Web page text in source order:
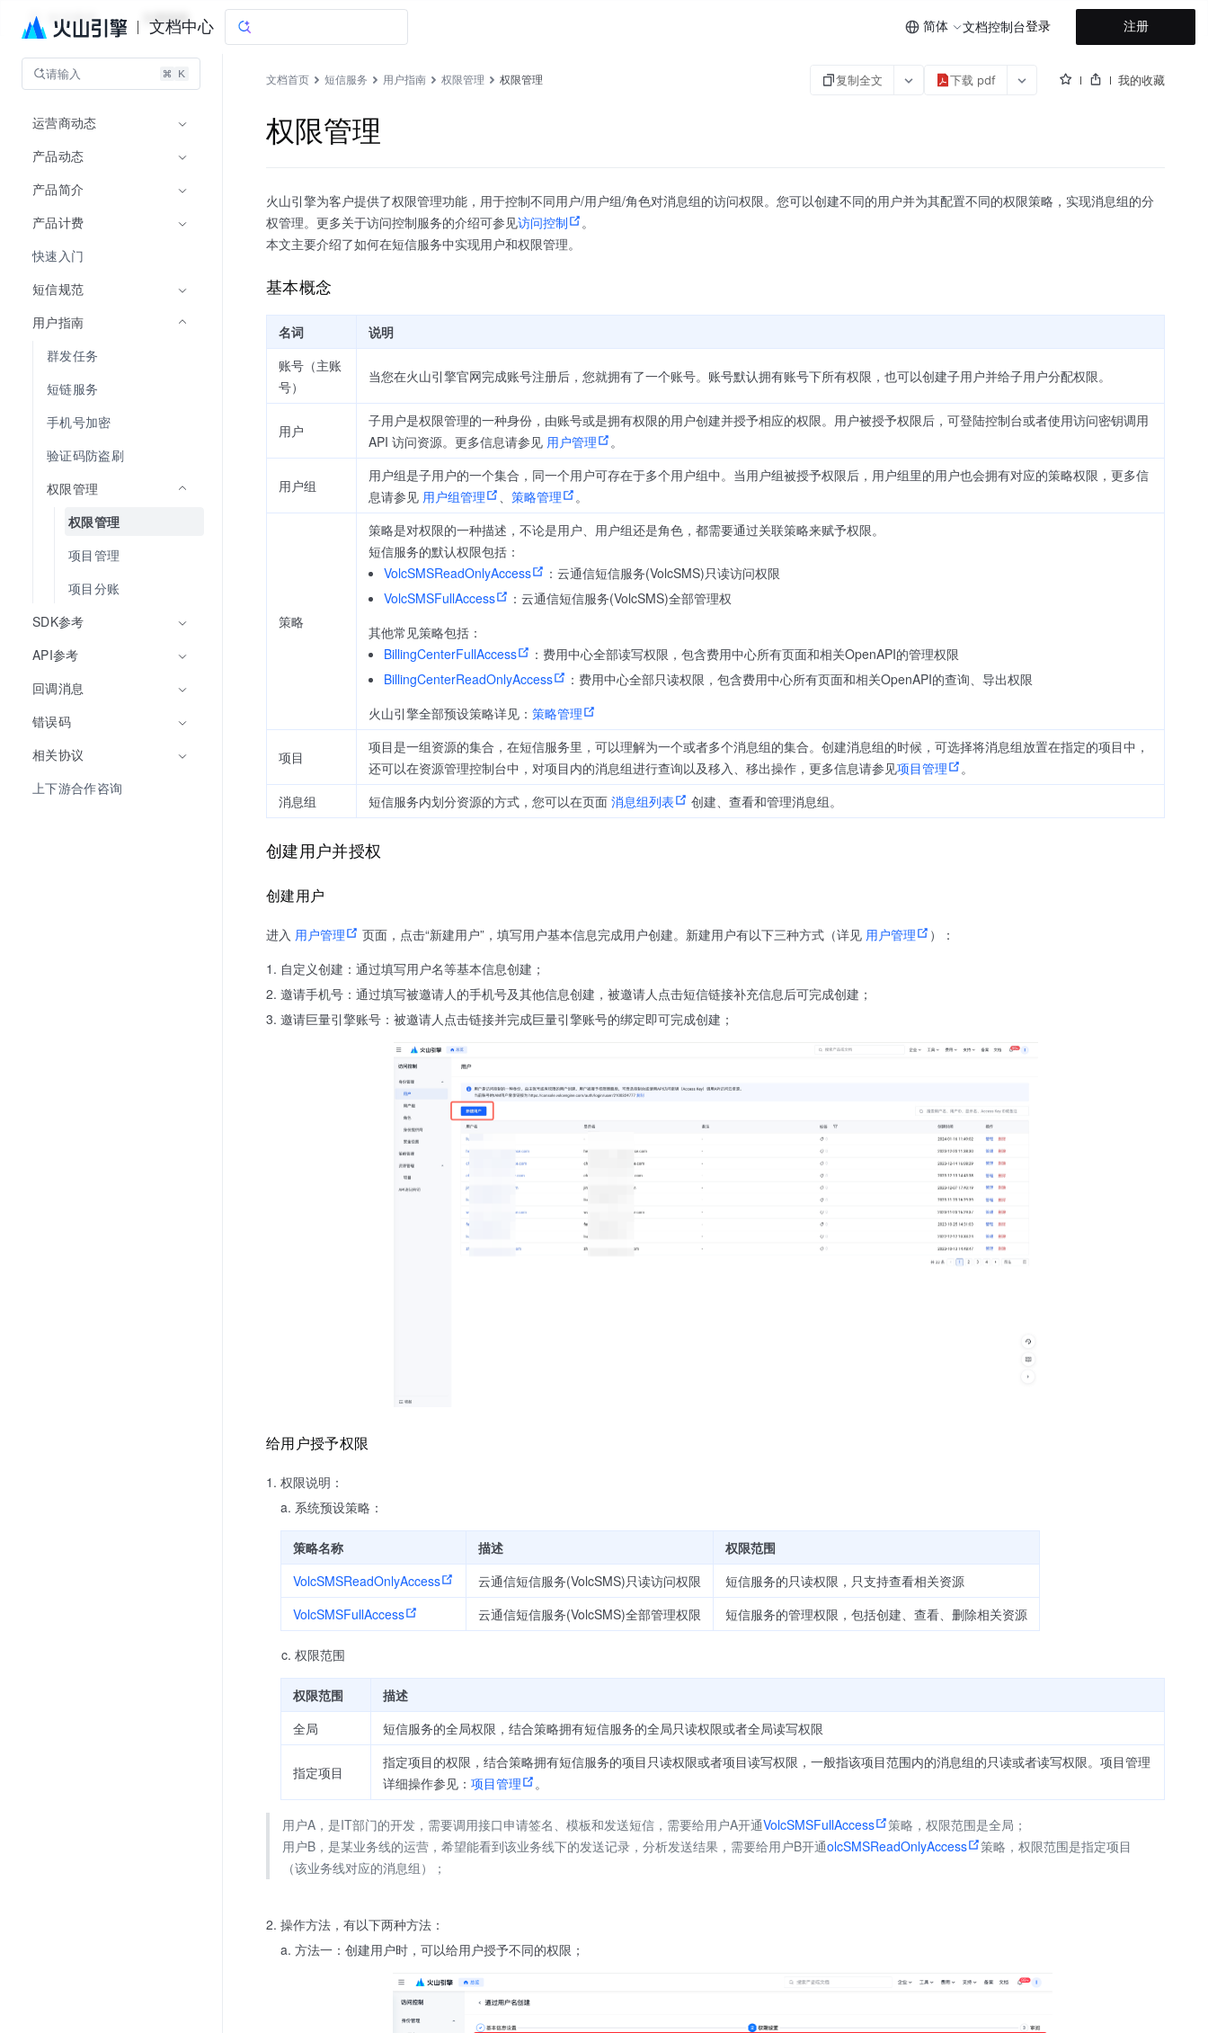
文档中心 简体 文档控制台登录 注册
短信服务 文档指南
请输入
运营商动态
产品动态
产品简介
产品计费
快速入门
短信规范
用户指南
群发任务
短链服务
手机号加密
验证码防盗刷
权限管理
权限管理
项目管理
项目分账
SDK参考
API参考
回调消息
错误码
相关协议
上下游合作咨询
文档首页 短信服务 用户指南 权限管理 权限管理 复制全文 下载 pdf 我的收藏
权限管理
火山引擎为客户提供了权限管理功能，用于控制不同用户/用户组/角色对消息组的访问权限。您可以创建不同的用户并为其配置不同的权限策略，实现消息组的分
权管理。更多关于访问控制服务的介绍可参见访问控制
。
本文主要介绍了如何在短信服务中实现用户和权限管理。
基本概念
名词
说明
账号（主账
号）
当您在火山引擎官网完成账号注册后，您就拥有了一个账号。账号默认拥有账号下所有权限，也可以创建子用户并给子用户分配权限。
用户
子用户是权限管理的一种身份，由账号或是拥有权限的用户创建并授予相应的权限。用户被授予权限后，可登陆控制台或者使用访问密钥调用
API 访问资源。更多信息请参见 用户管理 。
用户组
用户组是子用户的一个集合，同一个用户可存在于多个用户组中。当用户组被授予权限后，用户组里的用户也会拥有对应的策略权限，更多信
息请参见 用户组管理 、 策略管理 。
策略
策略是对权限的一种描述，不论是用户、用户组还是角色，都需要通过关联策略来赋予权限。
短信服务的默认权限包括：
VolcSMSReadOnlyAccess
：云通信短信服务(VolcSMS)只读访问权限
VolcSMSFullAccess
：云通信短信服务(VolcSMS)全部管理权
其他常见策略包括：
BillingCenterFullAccess
：费用中心全部读写权限，包含费用中心所有页面和相关OpenAPI的管理权限
BillingCenterReadOnlyAccess
：费用中心全部只读权限，包含费用中心所有页面和相关OpenAPI的查询、导出权限
火山引擎全部预设策略详见： 策略管理
项目
项目是一组资源的集合，在短信服务里，可以理解为一个或者多个消息组的集合。创建消息组的时候，可选择将消息组放置在指定的项目中，
还可以在资源管理控制台中，对项目内的消息组进行查询以及移入、移出操作，更多信息请参见项目管理
。
消息组
短信服务内划分资源的方式，您可以在页面 消息组列表 创建、查看和管理消息组。
创建用户并授权
创建用户
进入 用户管理 页面，点击“新建用户”，填写用户基本信息完成用户创建。新建用户有以下三种方式（详见 用户管理
）：
自定义创建：通过填写用户名等基本信息创建；
邀请手机号：通过填写被邀请人的手机号及其他信息创建，被邀请人点击短信链接补充信息后可完成创建；
邀请巨量引擎账号：被邀请人点击链接并完成巨量引擎账号的绑定即可完成创建；
给用户授予权限
权限说明：
系统预设策略：
策略名称 描述
权限范围
VolcSMSReadOnlyAccess
云通信短信服务(VolcSMS)只读访问权限
短信服务的只读权限，只支持查看相关资源
VolcSMSFullAccess
云通信短信服务(VolcSMS)全部管理权限 短信服务的管理权限，包括创建、查看、删除相关资源
权限范围
权限范围
描述
全局
短信服务的全局权限，结合策略拥有短信服务的全局只读权限或者全局读写权限
指定项目
指定项目的权限，结合策略拥有短信服务的项目只读权限或者项目读写权限，一般指该项目范围内的消息组的只读或者读写权限。项目管理
详细操作参见： 项目管理 。
用户A，是IT部门的开发，需要调用接口申请签名、模板和发送短信，需要给用户A开通VolcSMSFullAccess
策略，权限范围是全局；
用户B，是某业务线的运营，希望能看到该业务线下的发送记录，分析发送结果，需要给用户B开通olcSMSReadOnlyAccess
策略，权限范围是指定项目
（该业务线对应的消息组）；
操作方法，有以下两种方法：
方法一：创建用户时，可以给用户授予不同的权限；